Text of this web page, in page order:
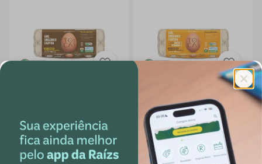
Indisponível
Ovos Caipira com Ômega 3
Orgânicos 10 Unidades -
Fazenda da Toca
Indisponível